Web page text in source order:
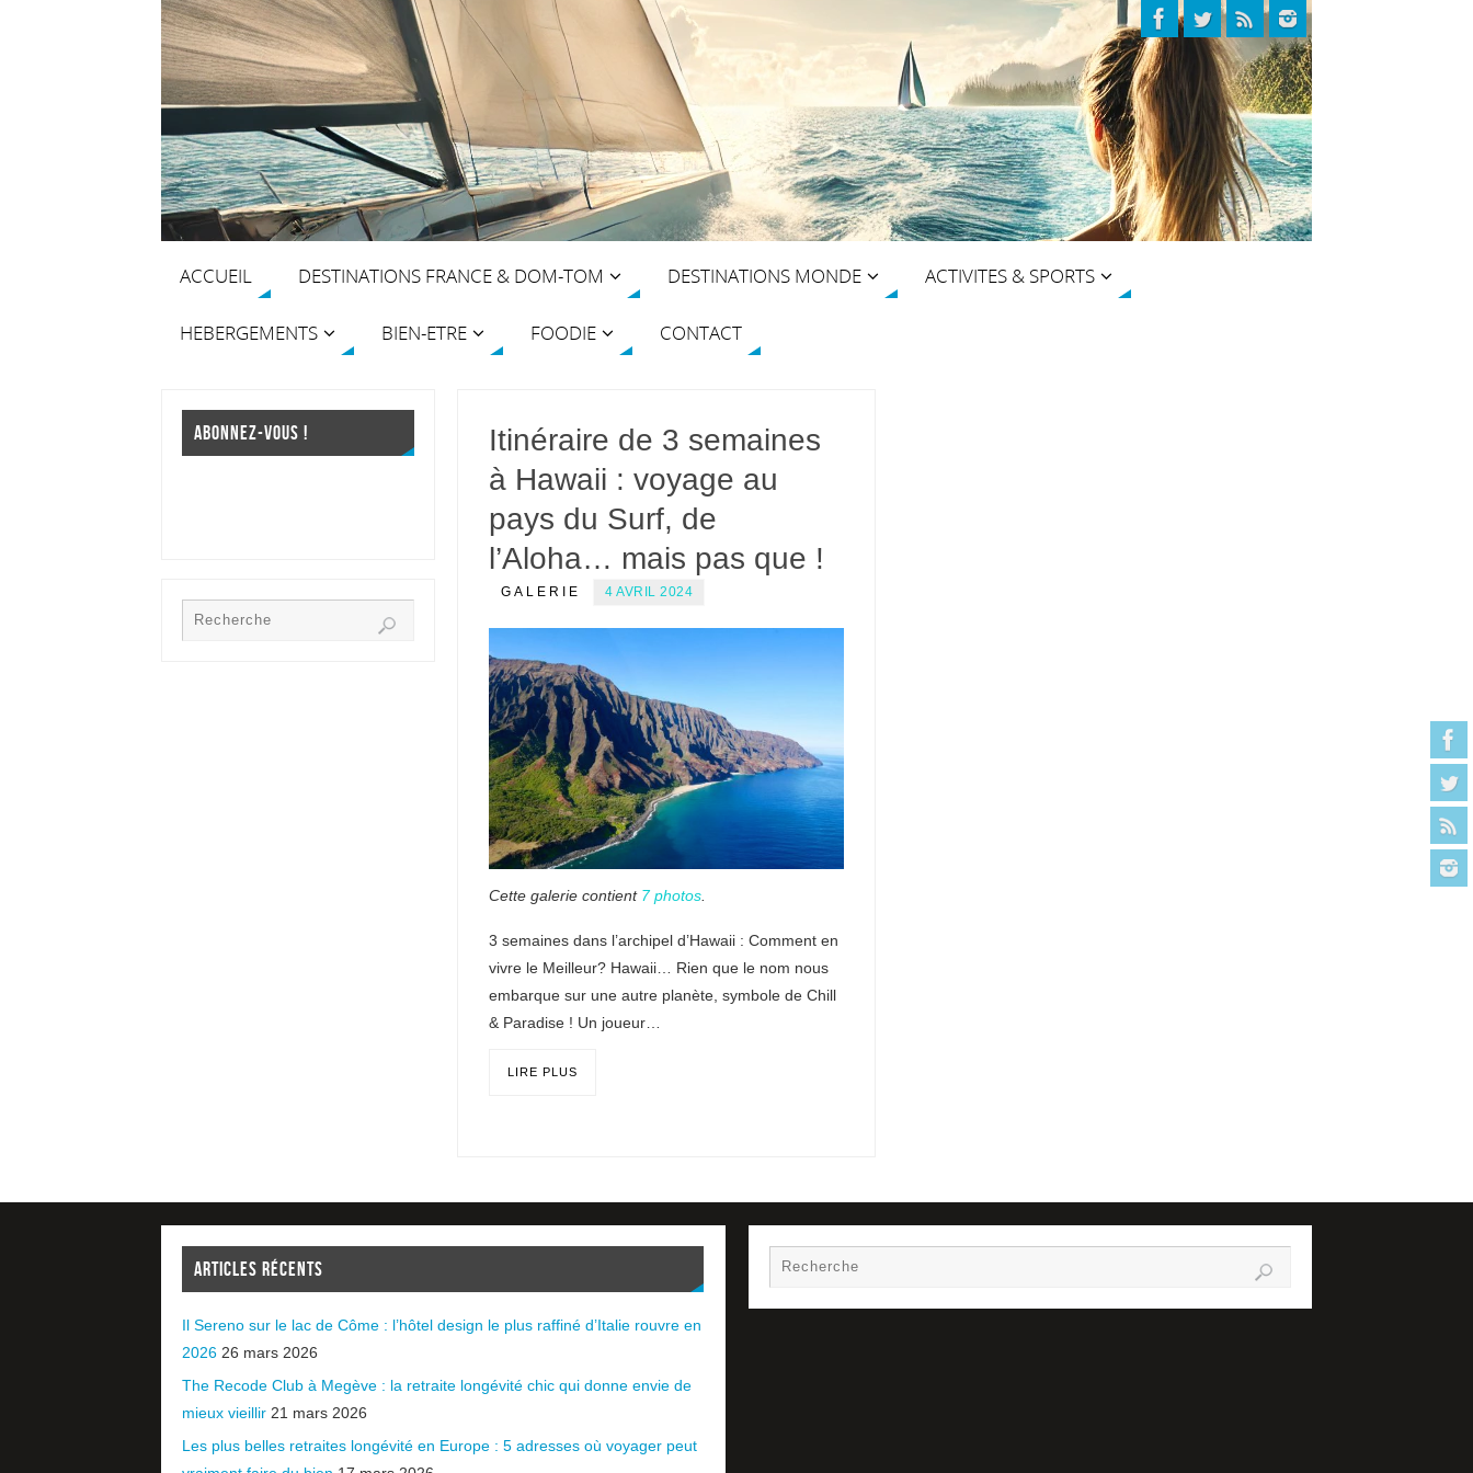
ACCUEIL DESTINATIONS FRANCE & DOM-TOM DESTINATIONS MONDE ACTIVITES & SPORTS
HEBERGEMENTS BIEN-ETRE FOODIE CONTACT
Itinéraire de 3 semaines
à Hawaii : voyage au
pays du Surf, de
l’Aloha… mais pas que !
GALERIE 4 AVRIL 2024
Cette galerie contient 7 photos
3 semaines dans l’archipel d’Hawaii : Comment en
vivre le Meilleur? Hawaii… Rien que le nom nous
embarque sur une autre planète, symbole de Chill
& Paradise ! Un joueur…
LIRE PLUS
ABONNEZ-VOUS !
ARTICLES RÉCENTS
Il Sereno sur le lac de Côme : l’hôtel design le plus raffiné d’Italie rouvre en
2026 26 mars 2026
The Recode Club à Megève : la retraite longévité chic qui donne envie de
mieux vieillir 21 mars 2026
Les plus belles retraites longévité en Europe : 5 adresses où voyager peut